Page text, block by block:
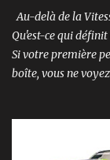
Au-delà de la
Qu'est-ce qui
Si votre première
boîte, vous ne
qui font de cette